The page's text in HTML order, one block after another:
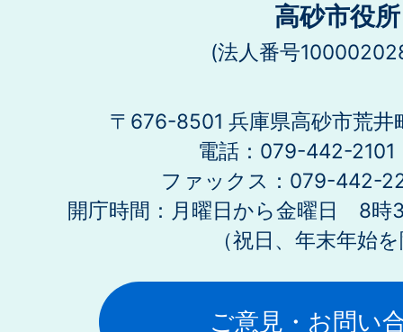
高砂市役所
(法人番号
〒676-8501 兵庫県高砂市荒井
電話：079-442-2101
ファックス：079-442-
開庁時間：月曜日から金曜日 8時
（祝日、年末年始
ご意見・お問い